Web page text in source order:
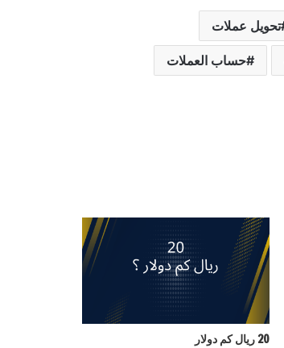
تحويل عملات
حساب العملات
20 ريال كم دولار